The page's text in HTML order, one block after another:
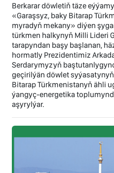
Berkarar döwletiň täze
«Garaşsyz, baky Bitarap
myradyň mekany» diýen
türkmen halkynyň Milli Lideri
tarapyndan başy başlanan,
hormatly Prezidentimiz
Serdarymyzyň
geçirilýän döwlet
Bitarap Türkmenistanyň ähli
ýangyç-energetika
aşyrylýar.